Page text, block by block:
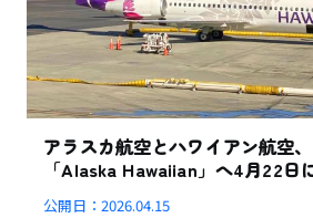
アラスカ航空とハワイアン航空
「Alaska Hawaiian」へ4月22日
公開日：2026.04.15